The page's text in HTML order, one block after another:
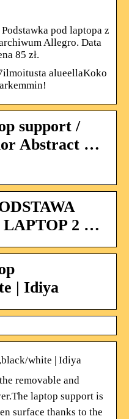
pod laptopa z
Allegro. Data
85 zł.
alueellaKoko
support /
Abstract …
LAPTOP 2 …
| Idiya
white | Idiya
removable and
laptop support is
surface thanks to the